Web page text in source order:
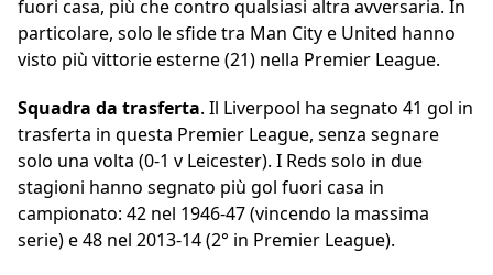
fuori casa, più che contro qualsiasi altra avversaria. In
particolare, solo le sfide tra Man City e United hanno
visto più vittorie esterne (21) nella Premier League.
Squadra da trasferta. Il Liverpool ha segnato 41 gol in
trasferta in questa Premier League, senza segnare
solo una volta (0-1 v Leicester). I Reds solo in due
stagioni hanno segnato più gol fuori casa in
campionato: 42 nel 1946-47 (vincendo la massima
serie) e 48 nel 2013-14 (2° in Premier League).